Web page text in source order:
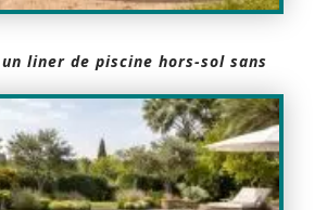
liner de piscine hors-sol sans